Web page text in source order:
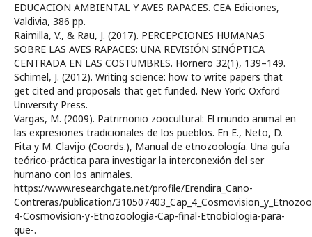
EDUCACION AMBIENTAL Y AVES RAPACES. CEA Ediciones,
Valdivia, 386 pp.
Raimilla, V., & Rau, J. (2017). PERCEPCIONES HUMANAS
SOBRE LAS AVES RAPACES: UNA REVISIÓN SINÓPTICA
CENTRADA EN LAS COSTUMBRES. Hornero 32(1), 139–149.
Schimel, J. (2012). Writing science: how to write papers that
get cited and proposals that get funded. New York: Oxford
University Press.
Vargas, M. (2009). Patrimonio zoocultural: El mundo animal en
las expresiones tradicionales de los pueblos. En E., Neto, D.
Fita y M. Clavijo (Coords.), Manual de etnozoología. Una guía
teórico-práctica para investigar la interconexión del ser
humano con los animales.
https://www.researchgate.net/profile/Erendira_Cano-
Contreras/publication/
4-Cosmovision-y-Etnozoologia-Cap-final-Etnobiologia-para-
que-.